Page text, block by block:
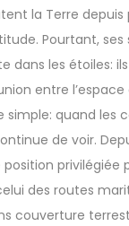
la Terre depuis
Pourtant, ses
dans les étoiles:
entre
simple: quand les
de voir.
privilégiée
des routes
couverture